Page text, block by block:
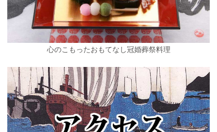
心のこもったおもてなし冠婚葬祭料理